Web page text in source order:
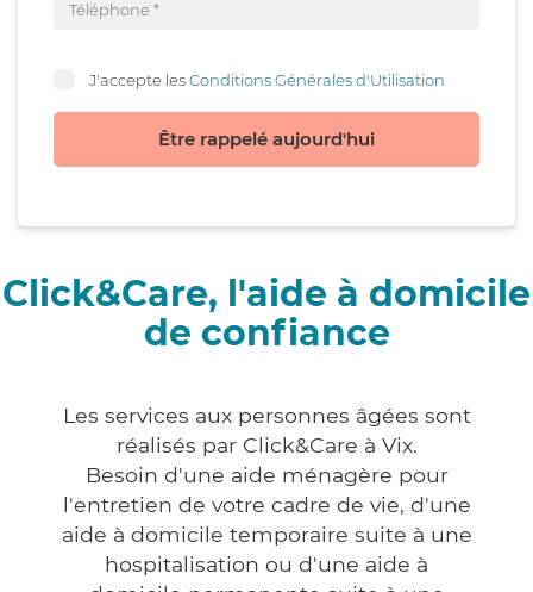
J'accepte lesConditions Générales d'Utilisation
Être rappelé aujourd'hui
Click&Care, l'aide à domicile
de confiance
Les services aux personnes âgées sont
réalisés par Click&Care à Vix.
Besoin d'une aide ménagère pour
l'entretien de votre cadre de vie, d'une
aide à domicile temporaire suite à une
hospitalisation ou d'une aide à